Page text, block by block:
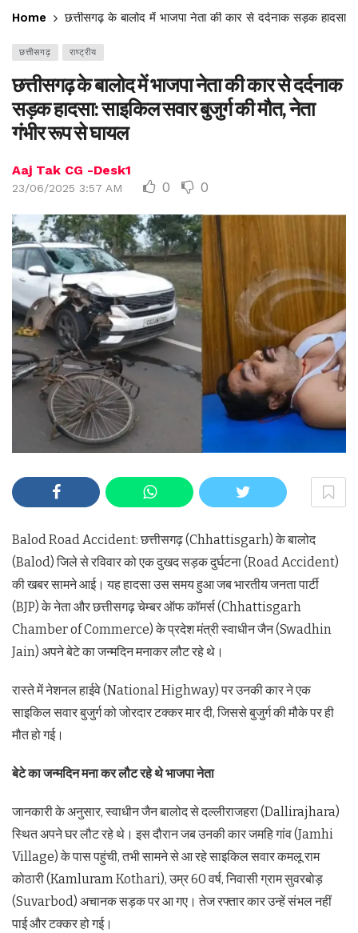
Home छत्तीसगढ़ के बालोद में भाजपा नेता की कार से दर्दनाक सड़क
छत्तीसगढ़ राष्ट्रीय
छत्तीसगढ़ के बालोद में भाजपा नेता की कार से दर्दनाक
सड़क हादसा: साइकिल सवार बुजुर्ग की मौत, नेता
गंभीर रूप से घायल
Aaj Tak CG -Desk1
23/06/2025 3:57 AM 0 0
Balod Road Accident: छत्तीसगढ़ (Chhattisgarh) के बालोद
(Balod) जिले से रविवार को एक दुखद सड़क दुर्घटना (Road Accident)
की खबर सामने आई। यह हादसा उस समय हुआ जब भारतीय जनता पार्टी
(BJP) के नेता और छत्तीसगढ़ चेम्बर ऑफ कॉमर्स (Chhattisgarh
Chamber of Commerce) के प्रदेश मंत्री स्वाधीन जैन (Swadhin
Jain) अपने बेटे का जन्मदिन मनाकर लौट रहे थे।
रास्ते में नेशनल हाईवे (National Highway) पर उनकी कार ने एक
साइकिल सवार बुजुर्ग को जोरदार टक्कर मार दी, जिससे बुजुर्ग की मौके पर ही
मौत हो गई।
बेटे का जन्मदिन मना कर लौट रहे थे भाजपा नेता
जानकारी के अनुसार, स्वाधीन जैन बालोद से दल्लीराजहरा (Dallirajhara)
स्थित अपने घर लौट रहे थे। इस दौरान जब उनकी कार जमहि गांव (Jamhi
Village) के पास पहुंची, तभी सामने से आ रहे साइकिल सवार कमलू राम
कोठारी (Kamluram Kothari), उम्र 60 वर्ष, निवासी ग्राम सुवरबोड़
(Suvarbod) अचानक सड़क पर आ गए। तेज रफ्तार कार उन्हें संभल नहीं
पाई और टक्कर हो गई।